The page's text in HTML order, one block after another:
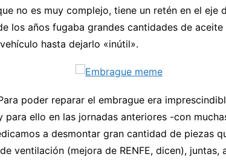
no es muy complejo, tiene un retén en el eje
los años fugaba grandes cantidades de
hasta dejarlo «inútil».
poder reparar el embrague era
para ello en las jornadas anteriores -con
a desmontar gran cantidad de piezas
ventilación (mejora de RENFE, dicen), juntas,